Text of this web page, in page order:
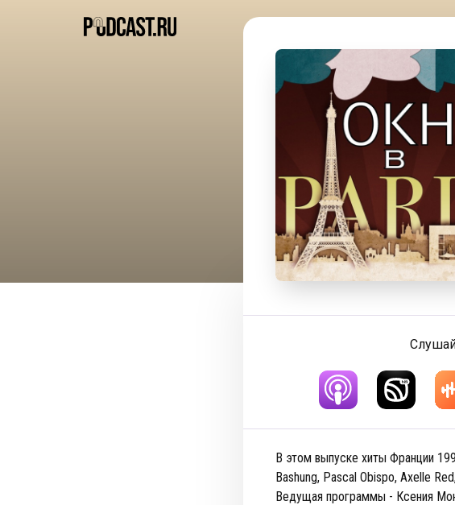
В этом выпуске хиты Франции
Bashung, Pascal Obispo, Axelle
Ведущая программы - Ксения